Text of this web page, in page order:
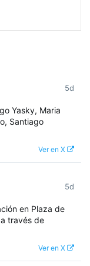
5d
Yasky, Maria
Santiago
Ver en X
5d
en Plaza de
a través de
Ver en X